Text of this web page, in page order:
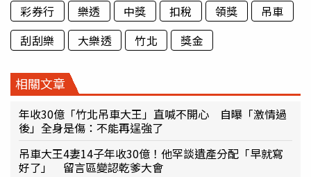
彩券行
樂透 中獎 扣稅 領獎
吊車
刮刮樂
大樂透 竹北 獎金
相關文章
年收30億「竹北吊車大王」直喊不開心 自曝「激情過
後」全身是傷：不能再逞強了
吊車大王4妻14子年收30億！他罕談遺產分配「早就寫
好了」 留言區變認乾爹大會